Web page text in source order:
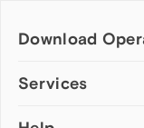
Download
Computer browsers
Services